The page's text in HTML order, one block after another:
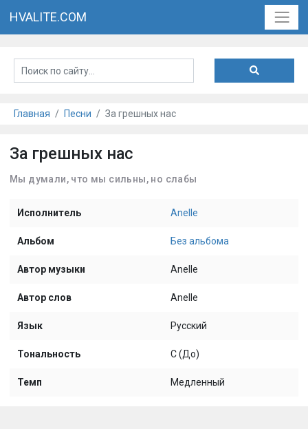
HVALITE.COM
Главная Песни За грешных нас
За грешных нас
Мы думали, что мы сильны, но слабы
Исполнитель Anelle
Альбом Без альбома
Автор музыки Anelle
Автор слов Anelle
Язык Русский
Тональность C (До)
Темп Медленный